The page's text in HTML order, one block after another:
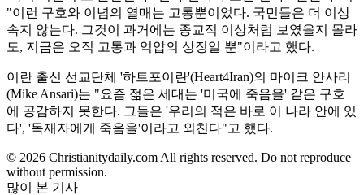
"이런 구호와 이념의 열매는 고통뿐이었다. 국민들은 더 이상
속지 않는다. 그것이 과거에는 종교적 이상처럼 보였을지 몰라
도, 지금은 오직 고통과 억압의 상징일 뿐"이라고 했다.
이란 출신 선교단체 '하트포이란'(Heart4Iran)의 마이크 안사리
(Mike Ansari)는 "요즘 젊은 세대는 '미국에 죽음을' 같은 구호
에 공감하지 못한다. 그들은 '우리의 적은 바로 이 나라 안에 있
다', '독재자에게 죽음을'이라고 외친다"고 했다.
© 2026 Christianitydaily.com All rights reserved. Do not reproduce
without permission.
많이 본 기사